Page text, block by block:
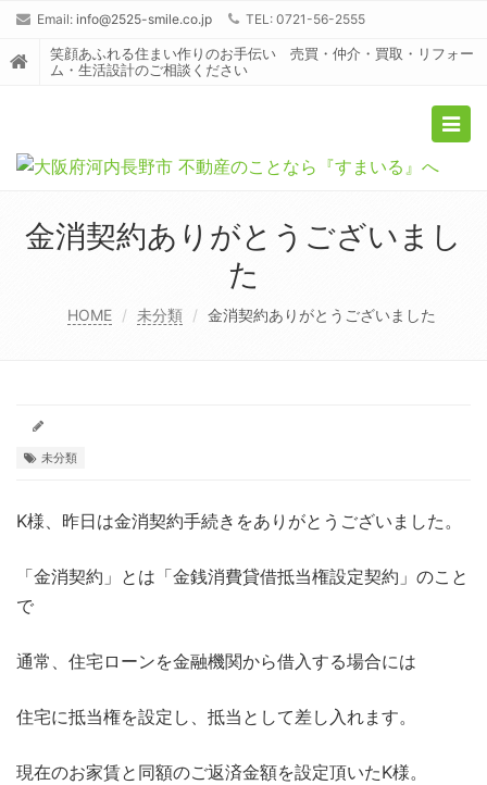
Email: info@2525-smile.co.jp TEL: 0721-56-2555
笑顔あふれる住まい作りのお手伝い 売買・仲介・買取・リフォー
ム・生活設計のご相談ください
金消契約ありがとうございまし
た
HOME 未分類 金消契約ありがとうございました
未分類
K様、昨日は金消契約手続きをありがとうございました。
「金消契約」とは「金銭消費貸借抵当権設定契約」のこと
で
通常、住宅ローンを金融機関から借入する場合には
住宅に抵当権を設定し、抵当として差し入れます。
現在のお家賃と同額のご返済金額を設定頂いたK様。